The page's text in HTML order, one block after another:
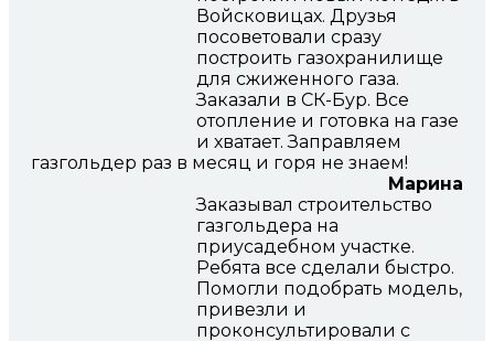
Войсковицах. Друзья
посоветовали сразу
построить газохранилище
для сжиженного газа.
Заказали в СК-Бур. Все
отопление и готовка на газе
и хватает. Заправляем
газгольдер раз в месяц и горя не знаем!
Марина
Заказывал строительство
газгольдера на
приусадебном участке.
Ребята все сделали быстро.
Помогли подобрать модель,
привезли и
проконсультировали с